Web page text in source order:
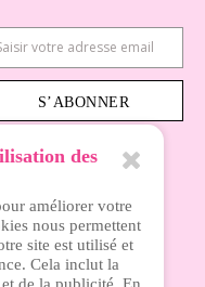
S’ABONNER
magasins
des
améliorer votre
nous permettent
site est utilisé et
Cela inclut la